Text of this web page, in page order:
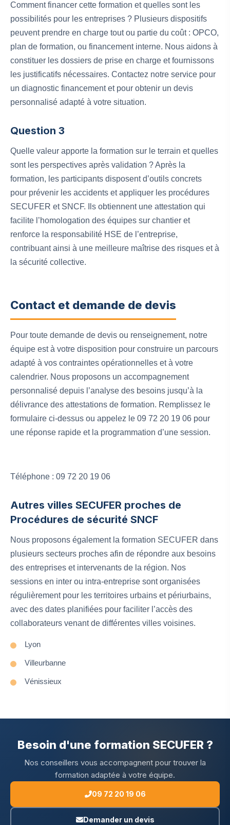
Comment financer cette formation et quelles sont les
possibilités pour les entreprises ? Plusieurs dispositifs
peuvent prendre en charge tout ou partie du coût : OPCO,
plan de formation, ou financement interne. Nous aidons à
constituer les dossiers de prise en charge et fournissons
les justificatifs nécessaires. Contactez notre service pour
un diagnostic financement et pour obtenir un devis
personnalisé adapté à votre situation.
Question 3
Quelle valeur apporte la formation sur le terrain et quelles
sont les perspectives après validation ? Après la
formation, les participants disposent d’outils concrets
pour prévenir les accidents et appliquer les procédures
SECUFER et SNCF. Ils obtiennent une attestation qui
facilite l’homologation des équipes sur chantier et
renforce la responsabilité HSE de l’entreprise,
contribuant ainsi à une meilleure maîtrise des risques et à
la sécurité collective.
Contact et demande de devis
Pour toute demande de devis ou renseignement, notre
équipe est à votre disposition pour construire un parcours
adapté à vos contraintes opérationnelles et à votre
calendrier. Nous proposons un accompagnement
personnalisé depuis l’analyse des besoins jusqu’à la
délivrance des attestations de formation. Remplissez le
formulaire ci-dessus ou appelez le 09 72 20 19 06 pour
une réponse rapide et la programmation d’une session.
Téléphone : 09 72 20 19 06
Autres villes SECUFER proches de
Procédures de sécurité SNCF
Nous proposons également la formation SECUFER dans
plusieurs secteurs proches afin de répondre aux besoins
des entreprises et intervenants de la région. Nos
sessions en inter ou intra-entreprise sont organisées
régulièrement pour les territoires urbains et périurbains,
avec des dates planifiées pour faciliter l’accès des
collaborateurs venant de différentes villes voisines.
Lyon
Villeurbanne
Vénissieux
Besoin d'une formation SECUFER ?
Nos conseillers vous accompagnent pour trouver la
formation adaptée à votre équipe.
09 72 20 19 06
Demander un devis